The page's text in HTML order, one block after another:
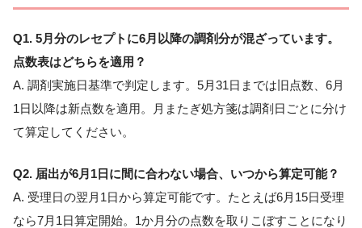
Q1. 5月分のレセプトに6月以降の調剤分が混ざっています。
点数表はどちらを適用？
A. 調剤実施日基準で判定します。5月31日までは旧点数、6月
1日以降は新点数を適用。月またぎ処方箋は調剤日ごとに分け
て算定してください。
Q2. 届出が6月1日に間に合わない場合、いつから算定可能？
A. 受理日の翌月1日から算定可能です。たとえば6月15日受理
なら7月1日算定開始。1か月分の点数を取りこぼすことになり